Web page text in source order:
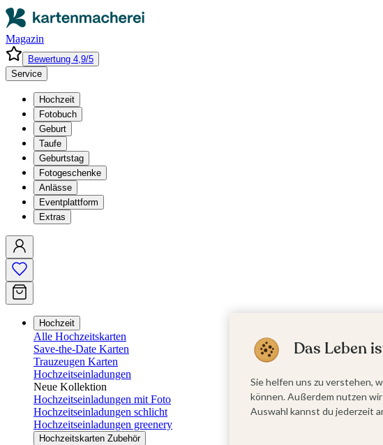
Magazin
Bewertung 4,9/5
Service
Hochzeit
Fotobuch
Geburt
Taufe
Geburtstag
Fotogeschenke
Anlässe
Eventplattform
Extras
Hochzeit
Alle Hochzeitskarten
Save-the-Date Karten
Trauzeugen Karten
Hochzeitseinladungen
Neue Kollektion
Hochzeitseinladungen mit Foto
Hochzeitseinladungen schlicht
Hochzeitseinladungen greenery
Hochzeitskarten Zubehör
Das Leben
Sie helfen uns zu verstehen,
können. Außerdem nutzen
Auswahl kannst du jederzeit